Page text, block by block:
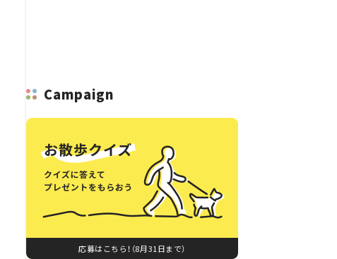
Campaign
応募はこちら！（8月31日まで）